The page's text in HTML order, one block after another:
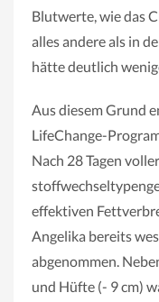
Blutwerte, wie das
alles andere als in
hätte deutlich
Aus diesem Grund
LifeChange-
Nach 28 Tagen
effektiven
Angelika bereits
abgenommen.
und Hüfte (- 9 cm)